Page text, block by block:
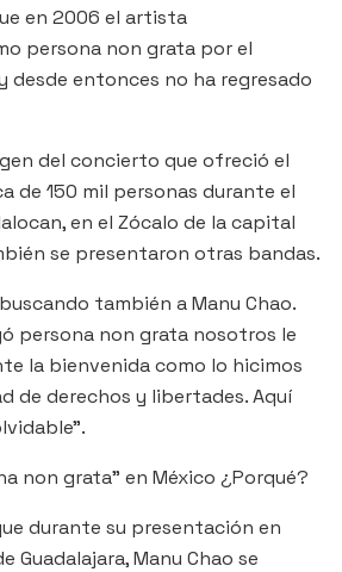
en 2006 el artista
persona non grata por el
desde entonces no ha regresado
del concierto que ofreció el
de 150 mil personas durante el
en el Zócalo de la capital
se presentaron otras bandas.
también a Manu Chao.
persona non grata nosotros le
la bienvenida como lo hicimos
de derechos y libertades. Aquí
non grata” en México ¿Porqué?
durante su presentación en
Guadalajara, Manu Chao se